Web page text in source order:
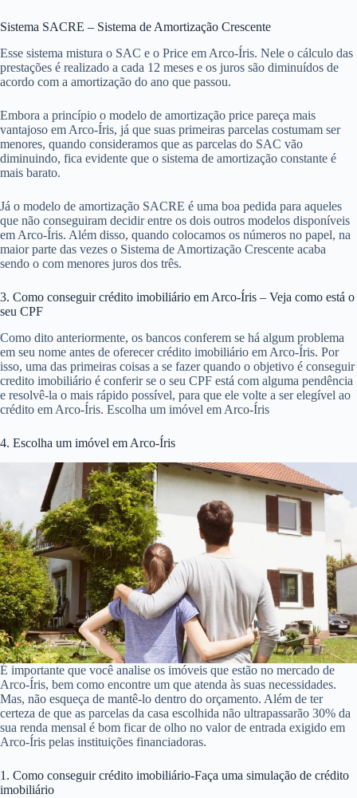
Sistema SACRE – Sistema de Amortização Crescente
Esse sistema mistura o SAC e o Price em Arco-Íris. Nele o cálculo das
prestações é realizado a cada 12 meses e os juros são diminuídos de
acordo com a amortização do ano que passou.
Embora a princípio o modelo de amortização price pareça mais
vantajoso em Arco-Íris, já que suas primeiras parcelas costumam ser
menores, quando consideramos que as parcelas do SAC vão
diminuindo, fica evidente que o sistema de amortização constante é
mais barato.
Já o modelo de amortização SACRE é uma boa pedida para aqueles
que não conseguiram decidir entre os dois outros modelos disponíveis
em Arco-Íris. Além disso, quando colocamos os números no papel, na
maior parte das vezes o Sistema de Amortização Crescente acaba
sendo o com menores juros dos três.
3. Como conseguir crédito imobiliário em Arco-Íris – Veja como está o
seu CPF
Como dito anteriormente, os bancos conferem se há algum problema
em seu nome antes de oferecer crédito imobiliário em Arco-Íris. Por
isso, uma das primeiras coisas a se fazer quando o objetivo é conseguir
credito imobiliário é conferir se o seu CPF está com alguma pendência
e resolvê-la o mais rápido possível, para que ele volte a ser elegível ao
crédito em Arco-Íris. Escolha um imóvel em Arco-Íris
4. Escolha um imóvel em Arco-Íris
É importante que você analise os imóveis que estão no mercado de
Arco-Íris, bem como encontre um que atenda às suas necessidades.
Mas, não esqueça de mantê-lo dentro do orçamento. Além de ter
certeza de que as parcelas da casa escolhida não ultrapassarão 30% da
sua renda mensal é bom ficar de olho no valor de entrada exigido em
Arco-Íris pelas instituições financiadoras.
1. Como conseguir crédito imobiliário-Faça uma simulação de crédito
imobiliário